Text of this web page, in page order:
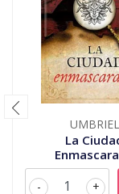
UMBRIEL
La
+
-